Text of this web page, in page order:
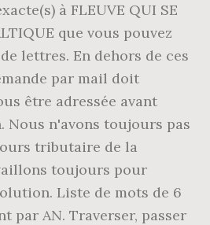
à FLEUVE QUI SE
que vous pouvez
lettres. En dehors de ces
par mail doit
être adressée avant
n'avons toujours pas
tributaire de la
toujours pour
Liste de mots de 6
par AN. Traverser, passer